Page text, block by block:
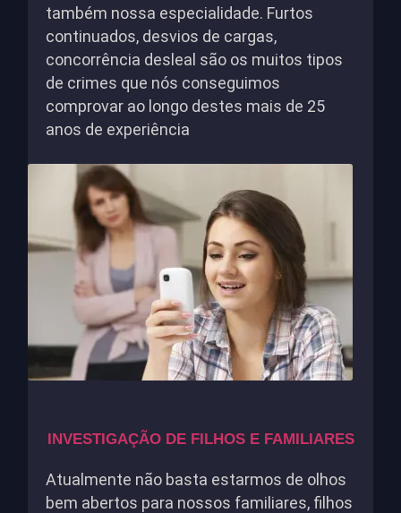
também nossa especialidade. Furtos
continuados, desvios de cargas,
concorrência desleal são os muitos tipos
de crimes que nós conseguimos
comprovar ao longo destes mais de 25
anos de experiência
INVESTIGAÇÃO DE FILHOS E FAMILIARES
Atualmente não basta estarmos de olhos
bem abertos para nossos familiares, filhos